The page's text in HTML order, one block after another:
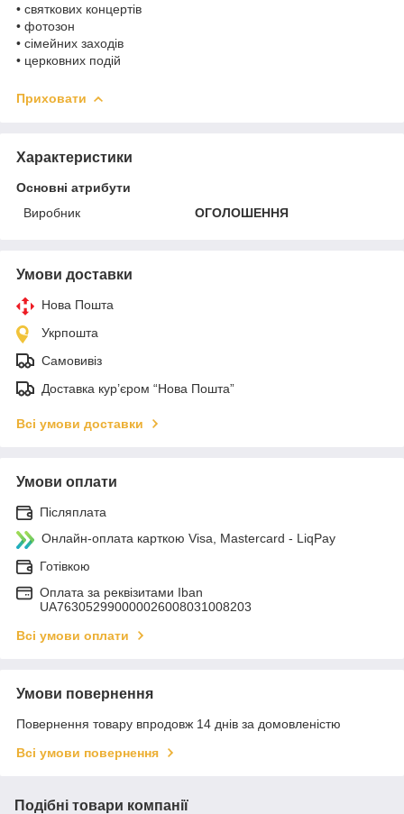
• святкових концертів
• фотозон
• сімейних заходів
• церковних подій
Приховати
Характеристики
Основні атрибути
Виробник
ОГОЛОШЕННЯ
Умови доставки
Нова Пошта
Укрпошта
Самовивіз
Доставка кур’єром “Нова Пошта”
Всі умови доставки
Умови оплати
Післяплата
Онлайн-оплата карткою Visa, Mastercard - LiqPay
Готівкою
Оплата за реквізитами Iban
UA763052990000026008031008203
Всі умови оплати
Умови повернення
Повернення товару впродовж 14 днів за домовленістю
Всі умови повернення
Подібні товари компанії